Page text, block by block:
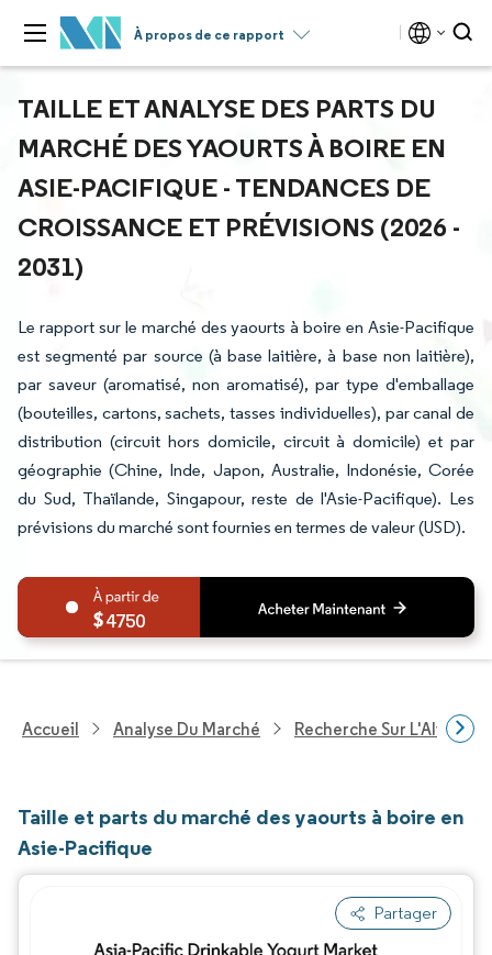
À propos de ce rapport
TAILLE ET ANALYSE DES PARTS DU
MARCHÉ DES YAOURTS À BOIRE EN
ASIE-PACIFIQUE - TENDANCES DE
CROISSANCE ET PRÉVISIONS (2026 -
2031)
Le rapport sur le marché des yaourts à boire en Asie-Pacifique
est segmenté par source (à base laitière, à base non laitière),
par saveur (aromatisé, non aromatisé), par type d'emballage
(bouteilles, cartons, sachets, tasses individuelles), par canal de
distribution (circuit hors domicile, circuit à domicile) et par
géographie (Chine, Inde, Japon, Australie, Indonésie, Corée
du Sud, Thaïlande, Singapour, reste de l'Asie-Pacifique). Les
prévisions du marché sont fournies en termes de valeur (USD).
4750
Accueil Analyse Du Marché Recherche Sur
Taille et parts du marché des yaourts à boire en
Asie-Pacifique
Partager